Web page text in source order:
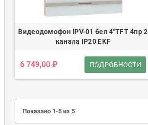
Видеодомофон IPV-01 бел 4''TFT 4пр 2
канала IP20 EKF
6 749,00 ₽ ПОДРОБНОСТИ
Показано 1-5 из 5